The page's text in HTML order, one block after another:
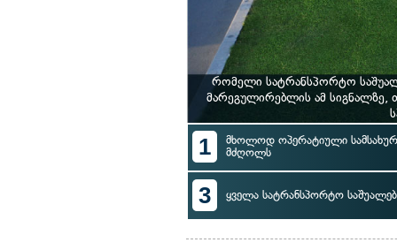
რომელი სატრანსპორტო
მარეგულირებლის ამ
1
მხოლოდ ოპერატიული
მძღოლს
3 ყველა სატრანსპორტო